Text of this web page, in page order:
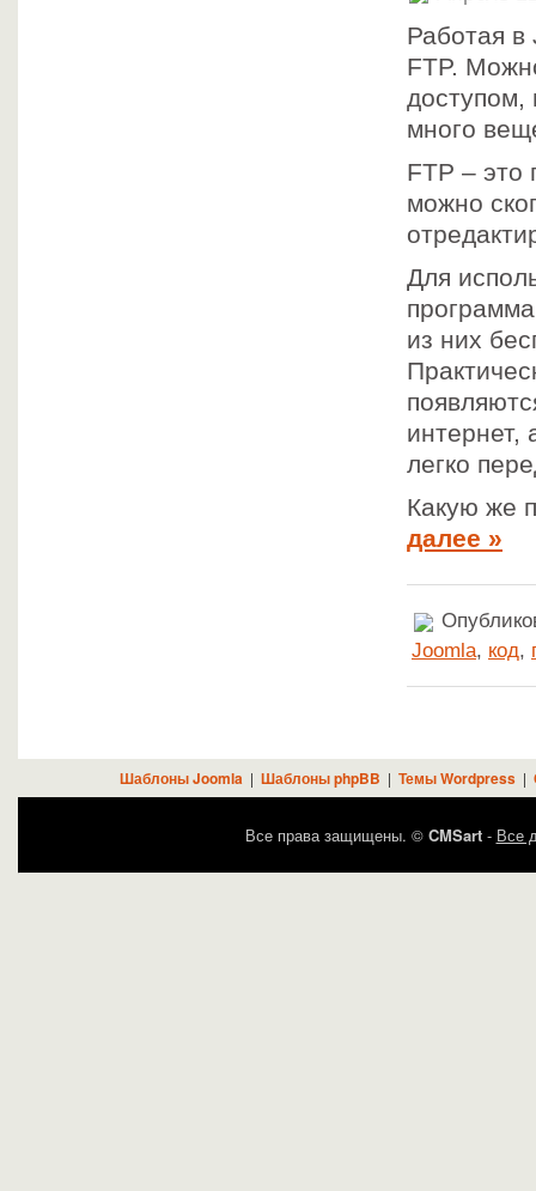
Работая
FTP.
доступом,
много
FTP –
можно
Для
из них
легко
Какую же
далее »
Joomla, код,
Шаблоны Joomla | Шаблоны phpBB | Темы Wordpress|
Все права защищены. © CMSart- Все